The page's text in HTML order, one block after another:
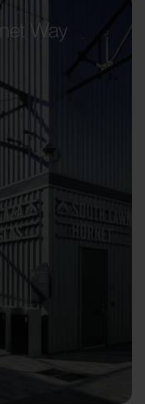
Way